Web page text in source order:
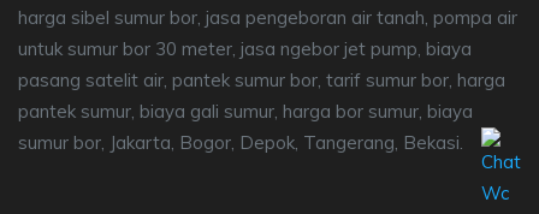
harga sibel sumur bor, jasa pengeboran air tanah, pompa air
untuk sumur bor 30 meter, jasa ngebor jet pump, biaya
pasang satelit air, pantek sumur bor, tarif sumur bor, harga
pantek sumur, biaya gali sumur, harga bor sumur, biaya
sumur bor, Jakarta, Bogor, Depok, Tangerang, Bekasi.